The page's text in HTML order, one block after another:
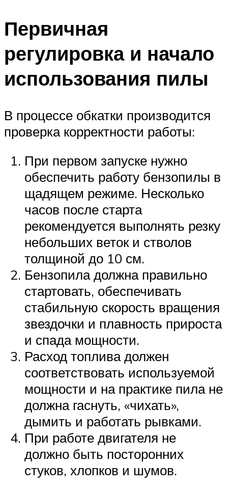
Первичная
регулировка и начало
использования пилы
В процессе обкатки производится
проверка корректности работы:
При первом запуске нужно
обеспечить работу бензопилы в
щадящем режиме. Несколько
часов после старта
рекомендуется выполнять резку
небольших веток и стволов
толщиной до 10 см.
Бензопила должна правильно
стартовать, обеспечивать
стабильную скорость вращения
звездочки и плавность прироста
и спада мощности.
Расход топлива должен
соответствовать используемой
мощности и на практике пила не
должна гаснуть, «чихать»,
дымить и работать рывками.
При работе двигателя не
должно быть посторонних
стуков, хлопков и шумов.